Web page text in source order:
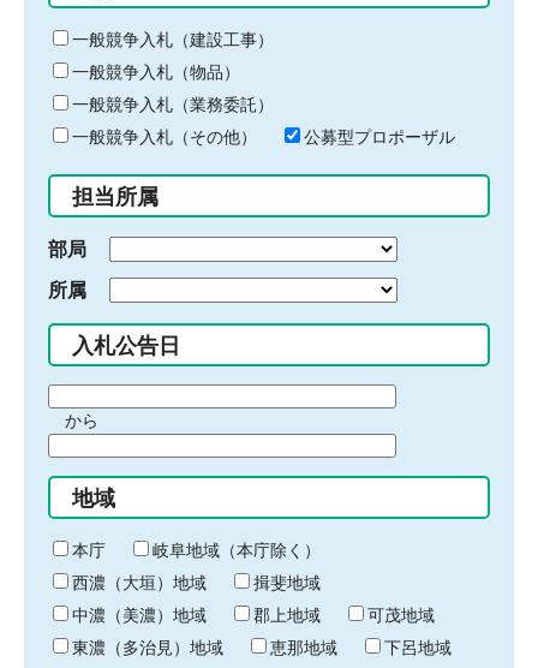
る
キ
ー
ワ
ー
ド
入
力
一般競争入札（建設工事）
一般競争入札（物品）
一般競争入札（業務委託）
一般競争入札（その他）
公募型プロポーザル
担当所属
部局
所属
入札公告日
間
始
り
から
間
終
わ
り
地域
本庁
岐阜地域（本庁除く）
西濃（大垣）地域
揖斐地域
中濃（美濃）地域
郡上地域
可茂地域
東濃（多治見）地域
恵那地域
下呂地域